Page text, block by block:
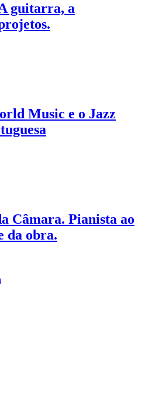
guitarra, a
Music e o Jazz
Câmara. Pianista ao
da obra.